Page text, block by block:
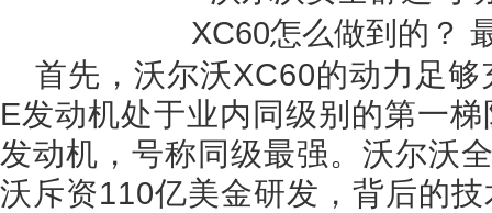
首先，沃尔沃XC60的动力足
E发动机处于业内同级别的第一
发动机，号称同级最强。沃尔沃
沃斥资110亿美金研发，背后的